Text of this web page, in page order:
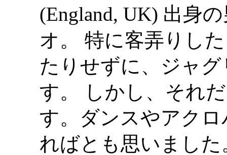
(England, UK) 出身
オ。 特に客弄りし
たりせずに、ジャ
す。 しかし、それ
す。ダンスやアク
ればとも思いました